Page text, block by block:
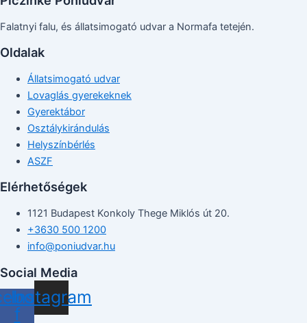
Falatnyi falu, és állatsimogató udvar a Normafa tetején.
Oldalak
Állatsimogató udvar
Lovaglás gyerekeknek
Gyerektábor
Osztálykirándulás
Helyszínbérlés
ASZF
Elérhetőségek
1121 Budapest Konkoly Thege Miklós út 20.
+3630 500 1200
info@poniudvar.hu
Social Media
f
Instagram